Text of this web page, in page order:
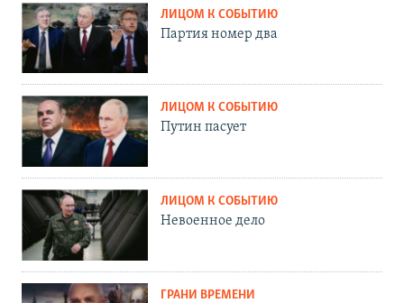
ЛИЦОМ К СОБЫТИЮ
Партия номер два
ЛИЦОМ К СОБЫТИЮ
Путин пасует
ЛИЦОМ К СОБЫТИЮ
Невоенное дело
ГРАНИ ВРЕМЕНИ